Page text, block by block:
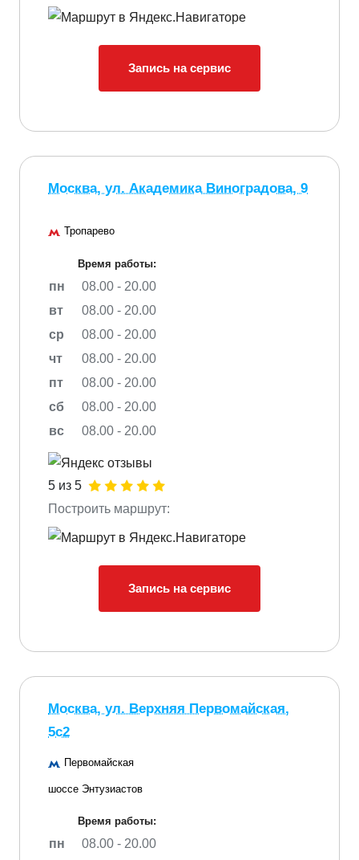
Запись на сервис
Москва, ул. Академика Виноградова, 9
Тропарево
Время работы:
пн
08.00 - 20.00
вт
08.00 - 20.00
ср
08.00 - 20.00
чт
08.00 - 20.00
пт
08.00 - 20.00
сб
08.00 - 20.00
вс
08.00 - 20.00
5 из 5
Построить маршрут:
Запись на сервис
Москва, ул. Верхняя Первомайская,
5с2
Первомайская
шоссе Энтузиастов
Время работы:
пн
08.00 - 20.00